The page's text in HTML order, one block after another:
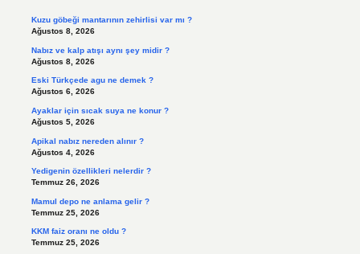
Kuzu göbeği mantarının zehirlisi var mı ?
Ağustos 8, 2026
Nabız ve kalp atışı aynı şey midir ?
Ağustos 8, 2026
Eski Türkçede agu ne demek ?
Ağustos 6, 2026
Ayaklar için sıcak suya ne konur ?
Ağustos 5, 2026
Apikal nabız nereden alınır ?
Ağustos 4, 2026
Yedigenin özellikleri nelerdir ?
Temmuz 26, 2026
Mamul depo ne anlama gelir ?
Temmuz 25, 2026
KKM faiz oranı ne oldu ?
Temmuz 25, 2026